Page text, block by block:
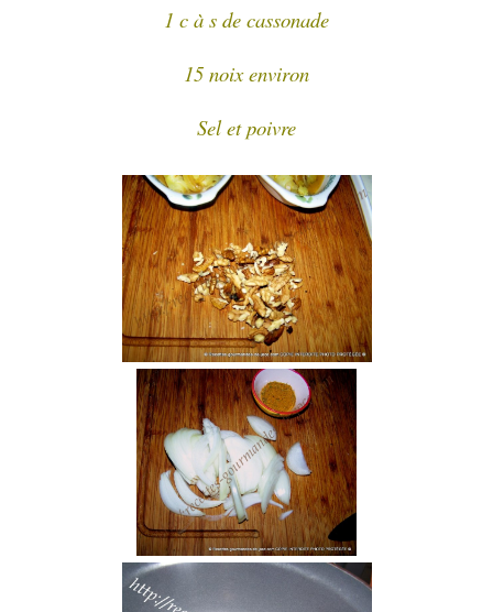
1 c à s de cassonade
15 noix environ
Sel et poivre